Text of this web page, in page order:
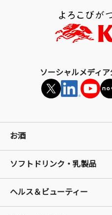
ソーシャルメディ
お酒
ソフトドリンク・乳製品
ヘルス＆ビューティー